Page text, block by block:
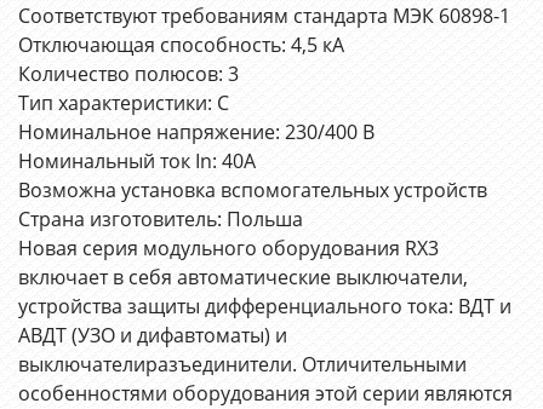
Соответствуют требованиям стандарта МЭК 60898-1
Отключающая способность: 4,5 кА
Количество полюсов: 3
Тип характеристики: C
Номинальное напряжение: 230/400 В
Номинальный ток In: 40А
Возможна установка вспомогательных устройств
Страна изготовитель: Польша
Новая серия модульного оборудования RX3
включает в себя автоматические выключатели,
устройства защиты дифференциального тока: ВДТ и
АВДТ (УЗО и дифавтоматы) и
выключателиразъединители. Отличительными
особенностями оборудования этой серии являются